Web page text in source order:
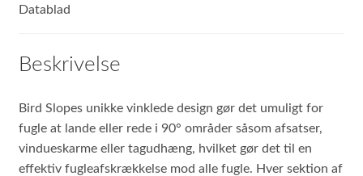
Datablad
Beskrivelse
Bird Slopes unikke vinklede design gør det umuligt for
fugle at lande eller rede i 90° områder såsom afsatser,
vindueskarme eller tagudhæng, hvilket gør det til en
effektiv fugleafskrækkelse mod alle fugle. Hver sektion af